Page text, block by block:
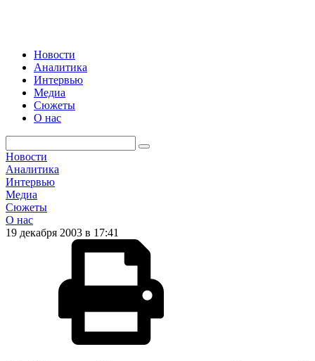
Новости
Аналитика
Интервью
Медиа
Сюжеты
О нас
Новости
Аналитика
Интервью
Медиа
Сюжеты
О нас
19 декабря 2003 в 17:41